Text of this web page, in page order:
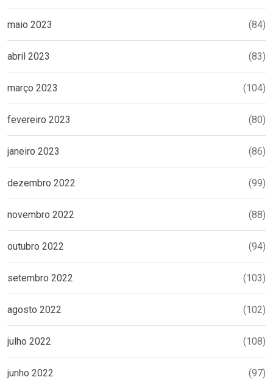
maio 2023 (84)
abril 2023 (83)
março 2023 (104)
fevereiro 2023 (80)
janeiro 2023 (86)
dezembro 2022 (99)
novembro 2022 (88)
outubro 2022 (94)
setembro 2022 (103)
agosto 2022 (102)
julho 2022 (108)
junho 2022 (97)